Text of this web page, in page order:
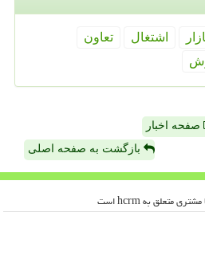
اشتغال
تعاون
صفحه اخبار
بازگشت به صفحه اصلی